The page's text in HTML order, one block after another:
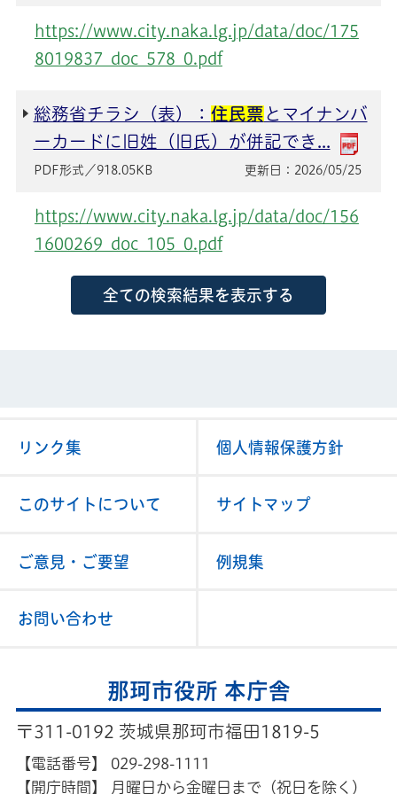
https://www.city.naka.lg.jp/data/doc/175
8019837_doc_578_0.pdf
総務省チラシ（表）： 住民票 とマイナンバ
ーカードに旧姓（旧氏）が併記でき...
PDF形式／918.05KB 更新日：2026/05/25
https://www.city.naka.lg.jp/data/doc/156
1600269_doc_105_0.pdf
リンク集 個人情報保護方針
このサイトについて サイトマップ
ご意見・ご要望 例規集
お問い合わせ
那珂市役所 本庁舎
〒311-0192 茨城県那珂市福田1819-5
【電話番号】
029-298-1111
【開庁時間】
月曜日から金曜日まで（祝日を除く）